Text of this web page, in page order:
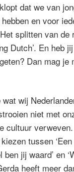
dat we van
en voor
splitten van de
Dutch’. En heb
Dan mag je
wat wij
niet met
cultuur
tussen
ben jij waard’ en
heeft meer